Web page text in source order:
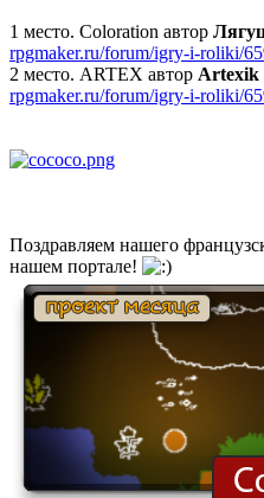
1 место. Coloration автор
rpgmaker.ru/forum/igry-i-roliki/
2 место. ARTEX автор Artexik
rpgmaker.ru/forum/igry-i-roliki/
Поздравляем нашего
нашем портале!